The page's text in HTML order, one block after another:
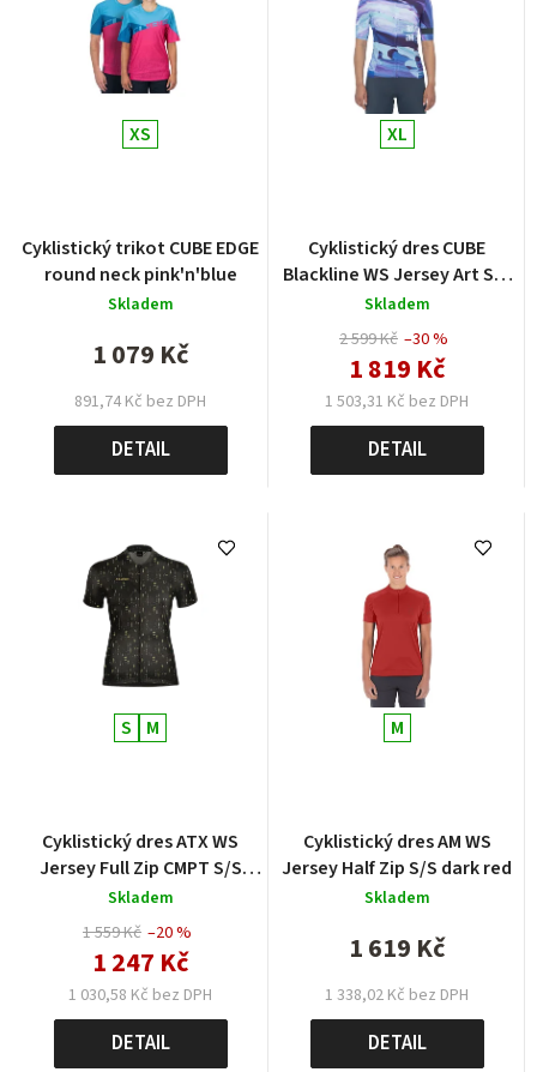
XS
Cyklistický trikot CUBE EDGE
round neck pink'n'blue
Skladem
891,74 Kč bez DPH
1 079 Kč
DETAIL
XL
Cyklistický dres CUBE
Blackline WS Jersey Art S/S
pattern
Skladem
2 599 Kč
1 503,31 Kč bez DPH
1 819 Kč
–30 %
DETAIL
S M
Cyklistický dres ATX WS
Jersey Full Zip CMPT S/S
black pattern
Skladem
1 559 Kč
1 030,58 Kč bez DPH
1 247 Kč
–20 %
DETAIL
M
Cyklistický dres AM WS
Jersey Half Zip S/S dark red
Skladem
1 338,02 Kč bez DPH
1 619 Kč
DETAIL